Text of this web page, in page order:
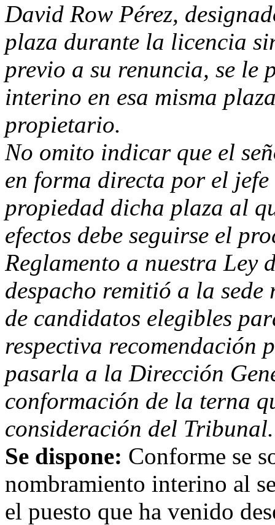
David Row Pérez,
plaza durante la licencia
previo a su renuncia, se le
interino en esa misma
propietario.
No omito indicar que el
en forma directa por el
propiedad dicha plaza al
efectos debe seguirse el
Reglamento a nuestra Ley
despacho remitió a la
de candidatos elegibles
respectiva recomendación
pasarla a la Dirección
conformación de la terna
consideración del
Se dispone: Conforme se
nombramiento interino al
el puesto que ha venido